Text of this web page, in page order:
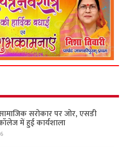
सरोकार पर जोर, एसडी
में हुई कार्यशाला